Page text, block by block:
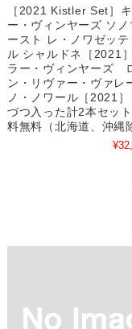
［2021 Kistler Set］
ー・ヴィンヤーズ ソノ
ースト レ・ノワゼッテ
ル シャルドネ［2021
ラー・ヴィンヤーズ
ン・リヴァー・ヴァレ
ノ・ノワール［2021
づつ入った計2本セッ
料無料（北海道、沖縄